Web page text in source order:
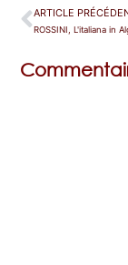
ARTICLE
ROSSINI, L'italiana in